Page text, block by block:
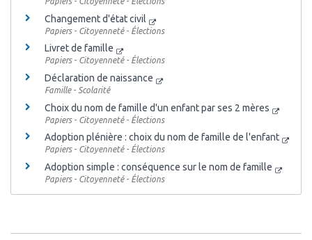
Changement d'état civil
Papiers - Citoyenneté - Élections
Livret de famille
Papiers - Citoyenneté - Élections
Déclaration de naissance
Famille - Scolarité
Choix du nom de famille d'un enfant par ses 2 mères
Papiers - Citoyenneté - Élections
Adoption plénière : choix du nom de famille de l'enfant
Papiers - Citoyenneté - Élections
Adoption simple : conséquence sur le nom de famille
Papiers - Citoyenneté - Élections